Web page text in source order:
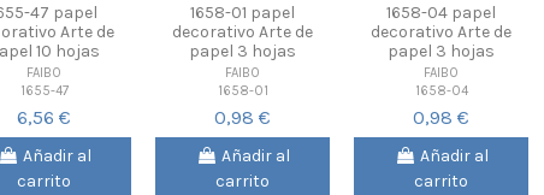
47 papel
Arte de
10 hojas
FAIBO
1655-47
6,56 €
Añadir al
carrito
1658-01 papel
decorativo Arte de
papel 3 hojas
FAIBO
1658-01
0,98 €
Añadir al
carrito
1658-04 papel
decorativo Arte de
papel 3 hojas
FAIBO
1658-04
0,98 €
Añadir al
carrito